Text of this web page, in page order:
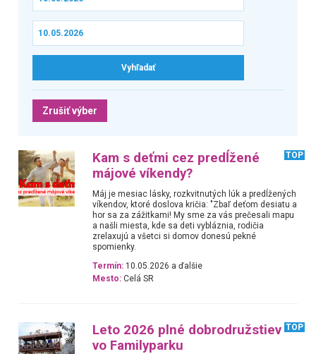
Zrušiť výber
Kam s deťmi cez predĺžené
májové víkendy?
TOP
Máj je mesiac lásky, rozkvitnutých lúk a predĺžených
víkendov, ktoré doslova kričia: "Zbaľ deťom desiatu a
hor sa za zážitkami! My sme za vás prečesali mapu
a našli miesta, kde sa deti vybláznia, rodičia
zrelaxujú a všetci si domov donesú pekné
spomienky.
Termín: 10.05.2026 a ďalšie
Mesto: Celá SR
Leto 2026 plné dobrodružstiev
vo Familyparku
TOP